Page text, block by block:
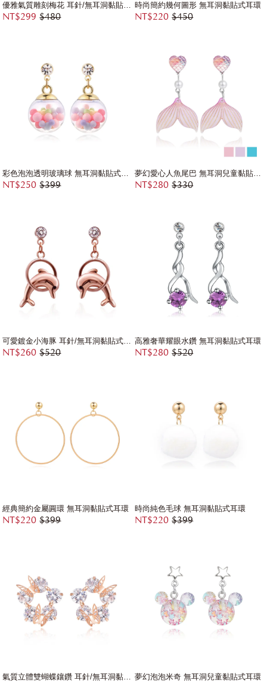
優雅氣質雕刻梅花 耳針/無耳洞黏貼式耳環
NT$299 $480
時尚簡約幾何圖形 無耳洞黏貼式耳環
NT$220 $450
NT$250 $399 NT$280 $330
NT$260 $520
高雅奢華耀眼水鑽 無耳洞黏貼式耳環
NT$280 $520
經典簡約金屬圓環 無耳洞黏貼式耳環
NT$220 $399
時尚純色毛球 無耳洞黏貼式耳環
NT$220 $399
夢幻泡泡米奇 無耳洞兒童黏貼式耳環